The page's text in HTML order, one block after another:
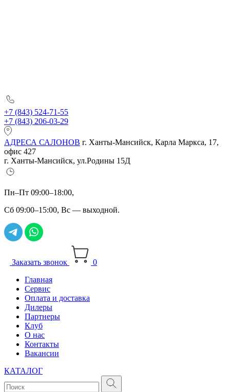
+7 (843) 524-71-55
+7 (843) 206-03-29
АДРЕСА САЛОНОВ г. Ханты-Мансийск, Карла Маркса, 17,
офис 427
г. Ханты-Мансийск, ул.Родины 15Д
Пн–Пт 09:00–18:00,
Сб 09:00–15:00, Вс — выходной.
Заказать звонок
0
Главная
Сервис
Оплата и доставка
Дилеры
Партнеры
Клуб
О нас
Контакты
Вакансии
КАТАЛОГ